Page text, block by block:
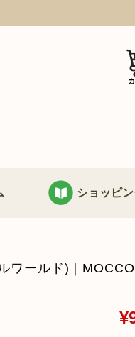
ショッピ
ギフトラッピン
ワールド)｜